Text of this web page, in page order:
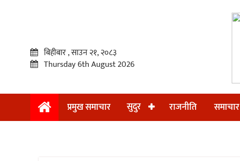
प्रमुख
बिहीबार , साउन २१, २०८३
Thursday 6th August 2026
प्रमुख समाचार सुदुर राजनीति समाचार